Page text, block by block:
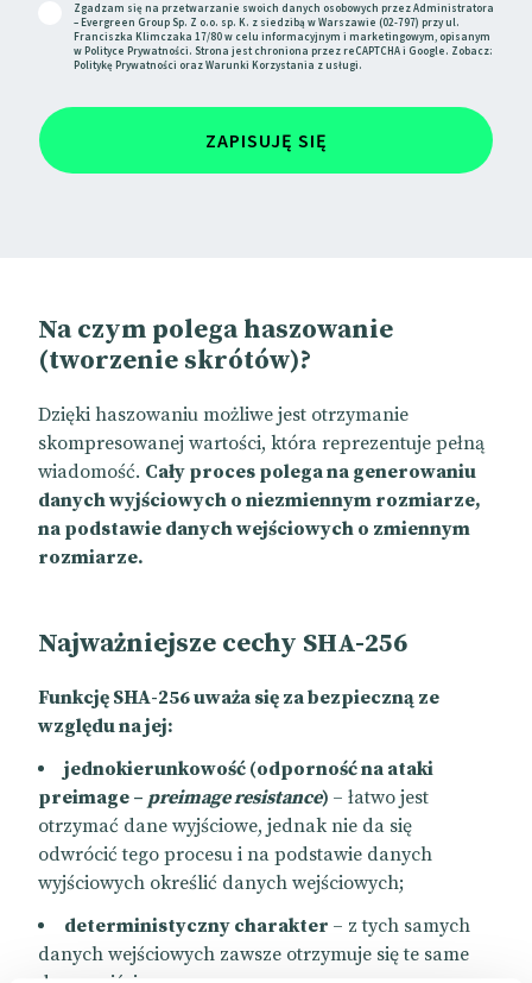
Zgadzam się na przetwarzanie swoich danych osobowych przez Administratora
– Evergreen Group Sp. Z o.o. sp. K. z siedzibą w Warszawie (02-797) przy ul.
Franciszka Klimczaka 17/80 w celu informacyjnym i marketingowym, opisanym
wPolityce Prywatności. Strona jest chroniona przez reCAPTCHA i Google. Zobacz:
Politykę Prywatności orazWarunki Korzystania z usługi.
ZAPISUJĘ SIĘ
Na czym polega haszowanie
(tworzenie skrótów)?
Dzięki haszowaniu możliwe jest otrzymanie
skompresowanej wartości, która reprezentuje pełną
wiadomość. Cały proces polega na generowaniu
danych wyjściowych o niezmiennym rozmiarze,
na podstawie danych wejściowych o zmiennym
rozmiarze.
Najważniejsze cechy SHA-256
Funkcję SHA-256 uważa się za bezpieczną ze
względu na jej:
jednokierunkowość (odporność na ataki
preimage – preimage resistance) – łatwo jest
otrzymać dane wyjściowe, jednak nie da się
odwrócić tego procesu i na podstawie danych
wyjściowych określić danych wejściowych;
deterministyczny charakter – z tych samych
danych wejściowych zawsze otrzymuje się te same